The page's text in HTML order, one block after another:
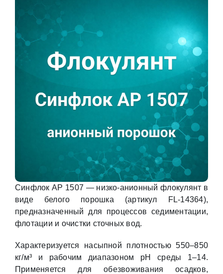
Синфлок АР 1507 — низко-анионный флокулянт в
виде белого порошка (артикул FL-14364),
предназначенный для процессов седиментации,
флотации и очистки сточных вод.
Характеризуется насыпной плотностью 550–850
кг/м³ и рабочим диапазоном pH среды 1–14.
Применяется для обезвоживания осадков,